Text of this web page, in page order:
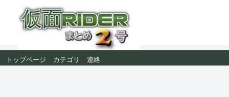
トップページ カテゴリ 連絡